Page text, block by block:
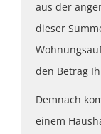
aus der
dieser
den Betrag
Demnach
einem